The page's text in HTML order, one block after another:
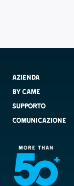
AZIENDA
BY CAME
SUPPORTO
COMUNICAZIONE